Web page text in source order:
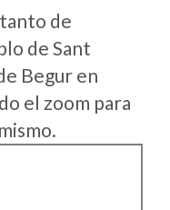
de
de Sant
Begur en
el zoom para